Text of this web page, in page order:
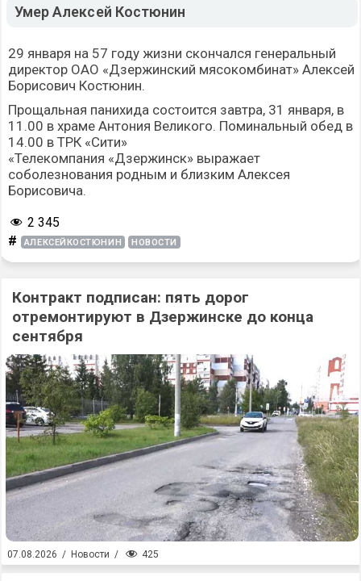
Умер Алексей Костюнин
29 января на 57 году жизни скончался генеральный
директор ОАО «Дзержинский мясокомбинат» Алексей
Борисович Костюнин.
Прощальная панихида состоится завтра, 31 января, в
11.00 в храме Антония Великого. Поминальный обед в
14.00 в ТРК «Сити»
«Телекомпания «Дзержинск» выражает
соболезнования родным и близким Алексея
Борисовича.
2 345
# АЛЕКСЕЙКОСТЮНИН НОВОСТИ
Контракт подписан: пять дорог
отремонтируют в Дзержинске до конца
сентября
07.08.2026 / Новости / 425